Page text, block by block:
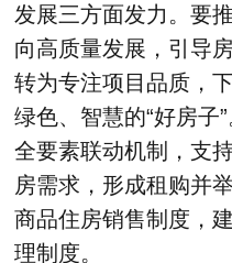
发展三方面发力。要
向高质量发展，引导
转为专注项目品质，
绿色、智慧的“好房子
全要素联动机制，支
房需求，形成租购并
商品住房销售制度，
理制度。